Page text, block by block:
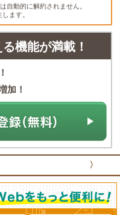
自動的に解約されません。
ます。
機能が満載！
加！
〉